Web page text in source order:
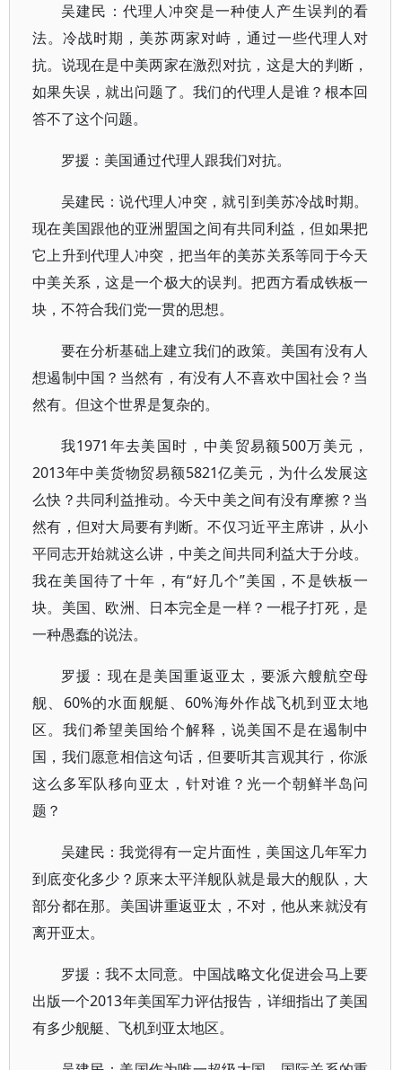
吴建民：代理人冲突是一种使人产生误判的看
法。冷战时期，美苏两家对峙，通过一些代理人对
抗。说现在是中美两家在激烈对抗，这是大的判断，
如果失误，就出问题了。我们的代理人是谁？根本回
答不了这个问题。
罗援：美国通过代理人跟我们对抗。
吴建民：说代理人冲突，就引到美苏冷战时期。
现在美国跟他的亚洲盟国之间有共同利益，但如果把
它上升到代理人冲突，把当年的美苏关系等同于今天
中美关系，这是一个极大的误判。把西方看成铁板一
块，不符合我们党一贯的思想。
要在分析基础上建立我们的政策。美国有没有人
想遏制中国？当然有，有没有人不喜欢中国社会？当
然有。但这个世界是复杂的。
我1971年去美国时，中美贸易额500万美元，
2013年中美货物贸易额5821亿美元，为什么发展这
么快？共同利益推动。今天中美之间有没有摩擦？当
然有，但对大局要有判断。不仅习近平主席讲，从小
平同志开始就这么讲，中美之间共同利益大于分歧。
我在美国待了十年，有“好几个”美国，不是铁板一
块。美国、欧洲、日本完全是一样？一棍子打死，是
一种愚蠢的说法。
罗援：现在是美国重返亚太，要派六艘航空母
舰、60%的水面舰艇、60%海外作战飞机到亚太地
区。我们希望美国给个解释，说美国不是在遏制中
国，我们愿意相信这句话，但要听其言观其行，你派
这么多军队移向亚太，针对谁？光一个朝鲜半岛问
题？
吴建民：我觉得有一定片面性，美国这几年军力
到底变化多少？原来太平洋舰队就是最大的舰队，大
部分都在那。美国讲重返亚太，不对，他从来就没有
离开亚太。
罗援：我不太同意。中国战略文化促进会马上要
出版一个2013年美国军力评估报告，详细指出了美国
有多少舰艇、飞机到亚太地区。